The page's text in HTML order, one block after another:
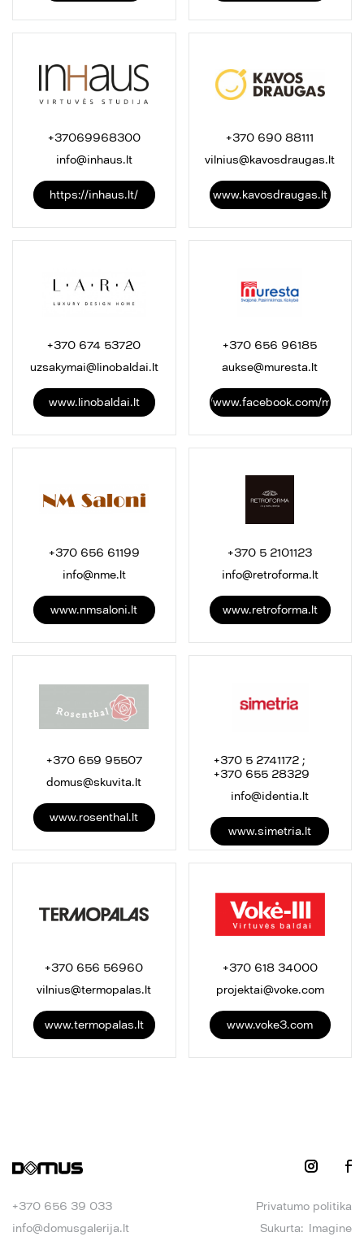
+37069968300
info@inhaus.lt
https://inhaus.lt/
+370 690 88111
vilnius@kavosdraugas.lt
www.kavosdraugas.lt
+370 674 53720
uzsakymai@linobaldai.lt
www.linobaldai.lt
+370 656 96185
aukse@muresta.lt
https://www.facebook.com/
+370 656 61199
info@nme.lt
www.nmsaloni.lt
+370 5 2101123
info@retroforma.lt
www.retroforma.lt
+370 659 95507
domus@skuvita.lt
www.rosenthal.lt
+370 5 2741172 ;
+370 655 28329
info@identia.lt
www.simetria.lt
+370 656 56960
vilnius@termopalas.lt
www.termopalas.lt
+370 618 34000
projektai@voke.com
www.voke3.com
+370 656 39 033
info@domusgalerija.lt
Privatumo politika
Sukurta: Imagine